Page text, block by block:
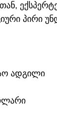
პირი
ადგილი